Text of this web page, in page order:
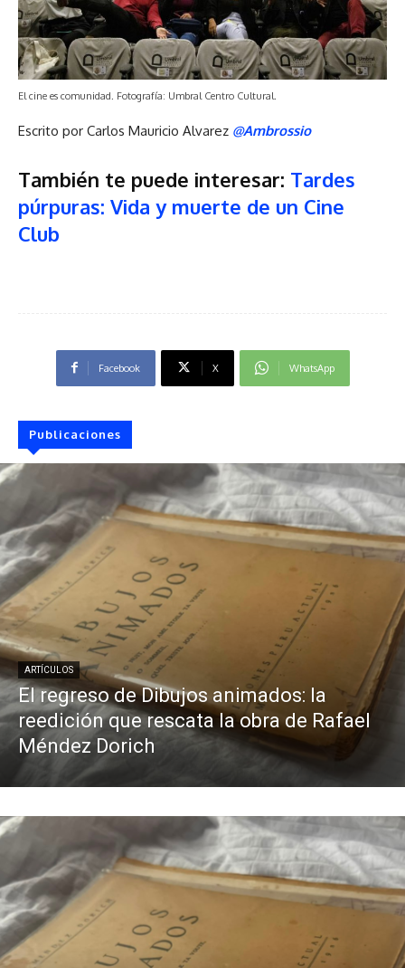
El cine es comunidad. Fotografía: Umbral Centro Cultural.
Escrito por Carlos Mauricio Alvarez @Ambrossio
También te puede interesar: Tardes
púrpuras: Vida y muerte de un Cine
Club
Facebook X WhatsApp
Publicaciones
ARTÍCULOS
El regreso de Dibujos animados: la
reedición que rescata la obra de Rafael
Méndez Dorich